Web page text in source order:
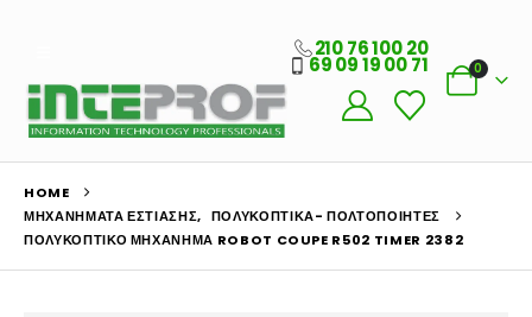
210 76 100 20
69 09 19 00 71 0
HOME
ΜΗΧΑΝΉΜΑΤΑ ΕΣΤΊΑΣΗΣ, ΠΟΛΥΚΟΠΤΙΚΆ- ΠΟΛΤΟΠΟΙΗΤΈΣ
ΠΟΛΥΚΟΠΤΙΚΌ ΜΗΧΆΝΗΜΑ ROBOT COUPE R502 TIMER 2382